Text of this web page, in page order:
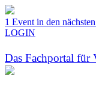
1 Event in den
LOGIN
Das Fachportal für